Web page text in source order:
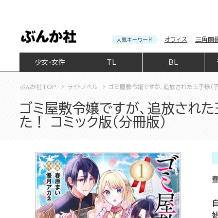
人気キーワード オフィス 三角関
少女・女性 BL
ぶんか社TOP ライトノベル ゴミ屋敷令嬢ですが、追放された王子様（
ゴミ屋敷令嬢ですが、追放され
た！ コミック版（分冊版）